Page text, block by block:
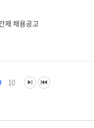
제 채용공고
10